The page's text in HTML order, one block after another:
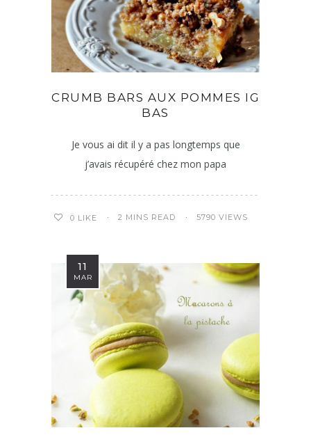
CRUMB BARS AUX POMMES IG
BAS
Je vous ai dit il y a pas longtemps que
j’avais récupéré chez mon papa
0 LIKE 2 MINS READ 5790 VIEWS
11
MAR